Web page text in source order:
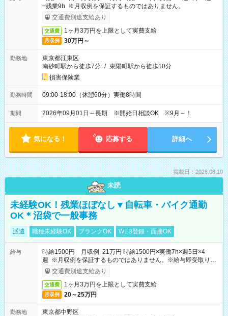
+残業9h ※月収例を保証するものではありません。
交通費別途支給あり
交通費 1ヶ月3万円を上限として実費支給
月収例 30万円～
勤務地
東京都江東区
南砂町駅から徒歩7分 / 東陽町駅から徒歩10分
損害保険業
勤務時間 09:00-18:00（休憩60分）実働8時間
期間 2026年09月01日～長期 ※開始日相談OK ※9月～！
気になる！ 応募する 詳細へ
掲載日：2026.08.10
未読
未経験OK！残業ほぼなし▼自転車・バイク通勤
OK＊沼袋で一般事務
派遣 職種未経験OK ブランクOK WEB登録・面接OK
給与
時給1500円 月収例 21万円 時給1500円×実働7h×週5日×4
週 ※月収例を保証するものではありません。※給与即受取りサ
ービス利用可（利用条件有）
交通費別途支給あり
交通費 1ヶ月3万円を上限として実費支給
月収例 20～25万円
勤務地
東京都中野区